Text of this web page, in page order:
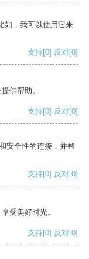
如，我可以使用它来
支持[0] 反对[0]
供帮助。
支持[0] 反对[0]
安全性的连接，并帮
支持[0] 反对[0]
受美好时光。
支持[0] 反对[0]